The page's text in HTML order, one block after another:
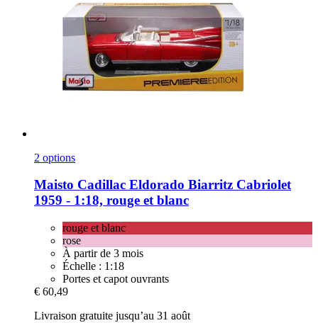
2 options
Maisto Cadillac Eldorado Biarritz Cabriolet
1959 -​ 1:18, rouge et blanc
rouge et blanc
rose
À partir de 3 mois
Échelle : 1:18
Portes et capot ouvrants
€ 60,49
Livraison gratuite jusqu’au 31 août